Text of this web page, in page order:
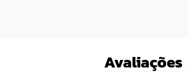
Avaliações